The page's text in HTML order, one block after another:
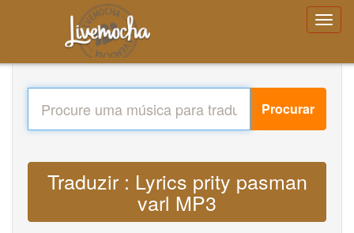
Procurar
Traduzir : Lyrics prity pasman
varl MP3